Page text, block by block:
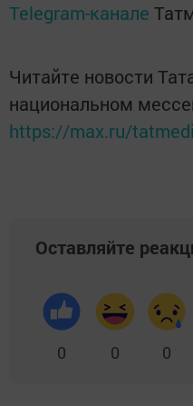
Telegram-канале
Читайте новости
национальном
https://max.ru/
Оставляйте
0 0 0